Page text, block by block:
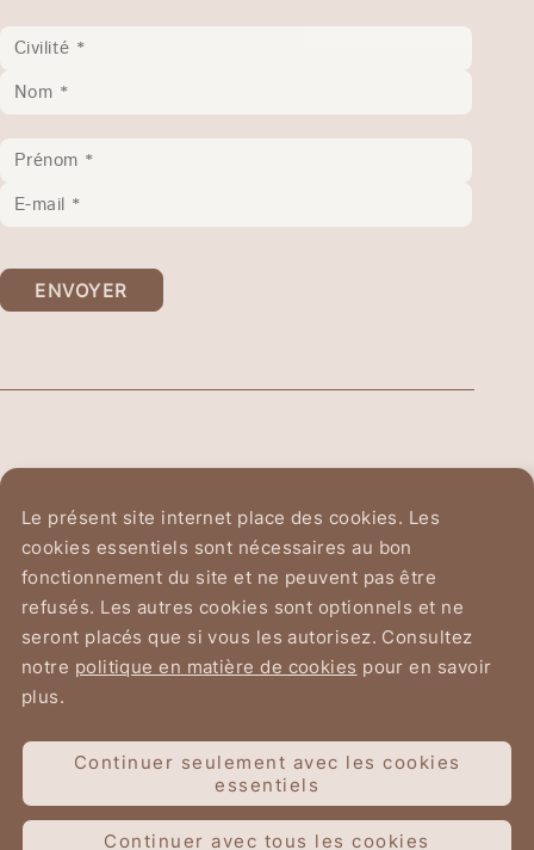
Ordre Équestre du
Saint-Sépulcre de Jérusalem
Avenue du Chant d'Oiseau 2
1150 Bruxelles
ENVOYER
Conditions d’utilisation
Données personnelles
Cookies
Le présent site internet place des cookies. Les
cookies essentiels sont nécessaires au bon
fonctionnement du site et ne peuvent pas être
refusés. Les autres cookies sont optionnels et ne
seront placés que si vous les autorisez. Consultez
notre politique en matière de cookies pour en savoir
plus.
Continuer seulement avec les cookies
essentiels
Continuer avec tous les cookies